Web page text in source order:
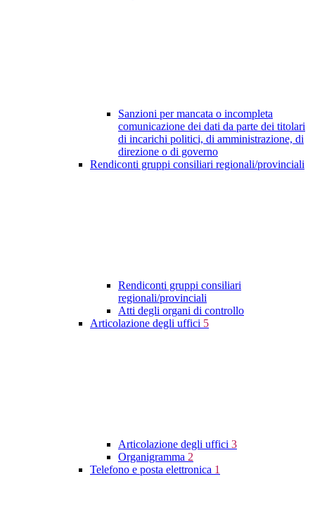
Sanzioni per mancata o incompleta
comunicazione dei dati da parte dei titolari
di incarichi politici, di amministrazione, di
direzione o di governo
Rendiconti gruppi consiliari regionali/provinciali
Rendiconti gruppi consiliari
regionali/provinciali
Atti degli organi di controllo
Articolazione degli uffici 5
Articolazione degli uffici 3
Organigramma 2
Telefono e posta elettronica 1